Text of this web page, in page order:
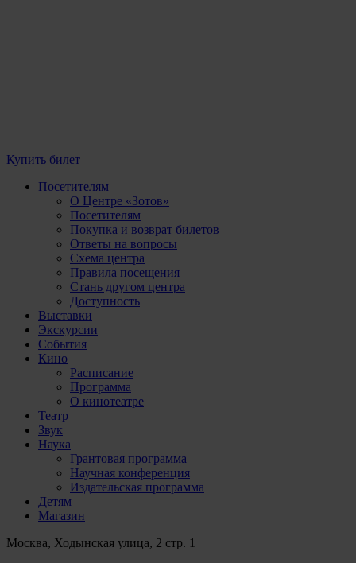
Купить билет
Посетителям
О Центре «Зотов»
Посетителям
Покупка и возврат билетов
Ответы на вопросы
Схема центра
Правила посещения
Стань другом центра
Доступность
Выставки
Экскурсии
События
Кино
Расписание
Программа
О кинотеатре
Театр
Звук
Наука
Грантовая программа
Научная конференция
Издательская программа
Детям
Магазин
Москва, Ходынская улица, 2 стр. 1